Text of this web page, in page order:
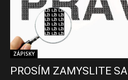
ZÁPISKY
PROSÍM ZAMYSLITE SA